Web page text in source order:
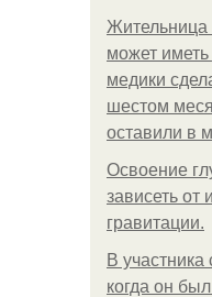
может иметь
медики
шестом
оставили в
Освоение
зависеть от
гравитации.
В
когда он